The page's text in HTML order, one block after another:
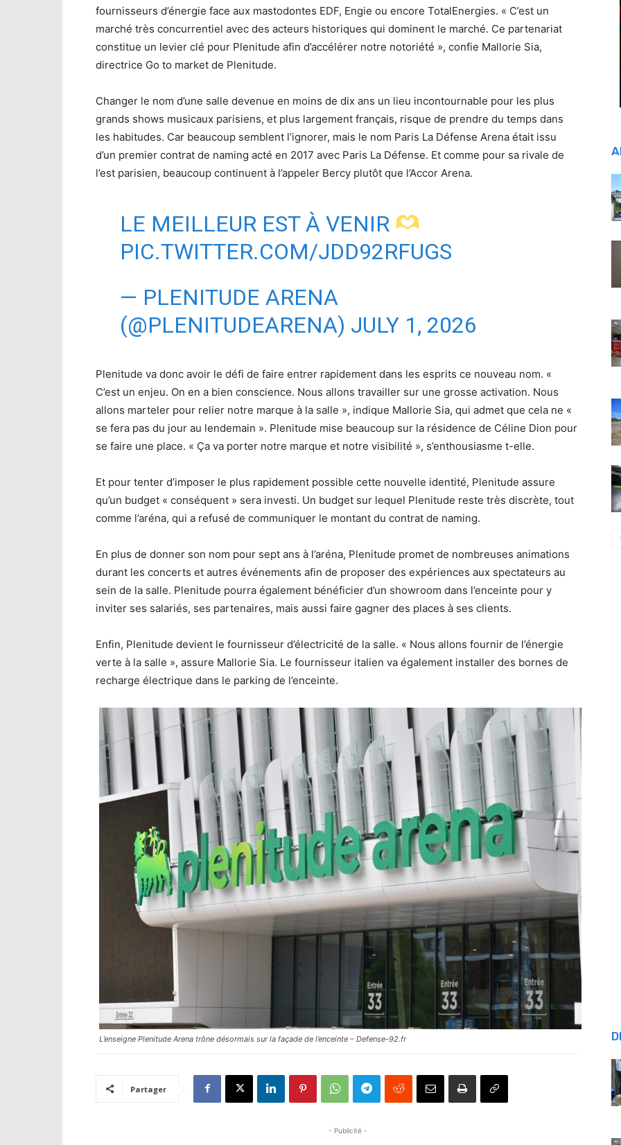
fournisseurs d’énergie face aux mastodontes EDF, Engie ou encore TotalEnergies. « C’est un
marché très concurrentiel avec des acteurs historiques qui dominent le marché. Ce partenariat
constitue un levier clé pour Plenitude afin d’accélérer notre notoriété », confie Mallorie Sia,
directrice Go to market de Plenitude.
Changer le nom d’une salle devenue en moins de dix ans un lieu incontournable pour les plus
grands shows musicaux parisiens, et plus largement français, risque de prendre du temps dans
les habitudes. Car beaucoup semblent l’ignorer, mais le nom Paris La Défense Arena était issu
d’un premier contrat de naming acté en 2017 avec Paris La Défense. Et comme pour sa rivale de
l’est parisien, beaucoup continuent à l’appeler Bercy plutôt que l’Accor Arena.
LE MEILLEUR EST À VENIR
PIC.TWITTER.COM/JDD92RFUGS
— PLENITUDE ARENA
(@PLENITUDEARENA) JULY 1, 2026
Plenitude va donc avoir le défi de faire entrer rapidement dans les esprits ce nouveau nom. «
C’est un enjeu. On en a bien conscience. Nous allons travailler sur une grosse activation. Nous
allons marteler pour relier notre marque à la salle », indique Mallorie Sia, qui admet que cela ne «
se fera pas du jour au lendemain ». Plenitude mise beaucoup sur la résidence de Céline Dion pour
se faire une place. « Ça va porter notre marque et notre visibilité », s’enthousiasme t-elle.
Et pour tenter d’imposer le plus rapidement possible cette nouvelle identité, Plenitude assure
qu’un budget « conséquent » sera investi. Un budget sur lequel Plenitude reste très discrète, tout
comme l’aréna, qui a refusé de communiquer le montant du contrat de naming.
En plus de donner son nom pour sept ans à l’aréna, Plenitude promet de nombreuses animations
durant les concerts et autres événements afin de proposer des expériences aux spectateurs au
sein de la salle. Plenitude pourra également bénéficier d’un showroom dans l’enceinte pour y
inviter ses salariés, ses partenaires, mais aussi faire gagner des places à ses clients.
Enfin, Plenitude devient le fournisseur d’électricité de la salle. « Nous allons fournir de l’énergie
verte à la salle », assure Mallorie Sia. Le fournisseur italien va également installer des bornes de
recharge électrique dans le parking de l’enceinte.
L’enseigne Plenitude Arena trône désormais sur la façade de l’enceinte – Defense-92.fr
Partager
- Publicité -